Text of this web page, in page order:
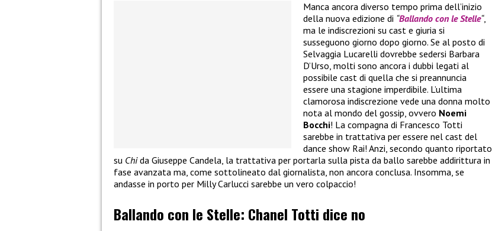
Manca ancora diverso tempo prima dell’inizio
della nuova edizione di “Ballando con le Stelle“,
ma le indiscrezioni su cast e giuria si
susseguono giorno dopo giorno. Se al posto di
Selvaggia Lucarelli dovrebbe sedersi Barbara
D’Urso, molti sono ancora i dubbi legati al
possibile cast di quella che si preannuncia
essere una stagione imperdibile. L’ultima
clamorosa indiscrezione vede una donna molto
nota al mondo del gossip, ovvero Noemi
Bocchi! La compagna di Francesco Totti
sarebbe in trattativa per essere nel cast del
dance show Rai! Anzi, secondo quanto riportato
su Chida Giuseppe Candela, la trattativa per portarla sulla pista da ballo sarebbe addirittura in
fase avanzata ma, come sottolineato dal giornalista, non ancora conclusa. Insomma, se
andasse in porto per Milly Carlucci sarebbe un vero colpaccio!
Ballando con le Stelle: Chanel Totti dice no